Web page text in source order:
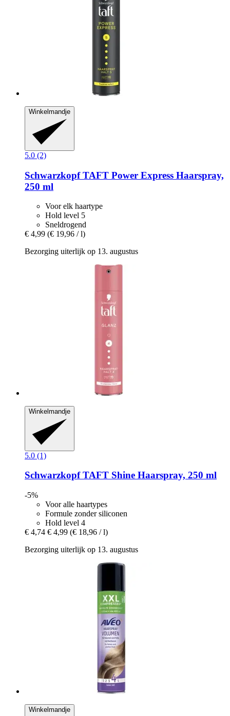
Winkelmandje
5.0 (2)
SchwarzkopfTAFT Power Express Haarspray,
250 ml
Voor elk haartype
Hold level 5
Sneldrogend
€ 4,99 (€ 19,96 / l)
Bezorging uiterlijk op 13. augustus
Winkelmandje
5.0 (1)
SchwarzkopfTAFT Shine Haarspray, 250 ml
-5%
Voor alle haartypes
Formule zonder siliconen
Hold level 4
€ 4,74 € 4,99 (€ 18,96 / l)
Bezorging uiterlijk op 13. augustus
Winkelmandje